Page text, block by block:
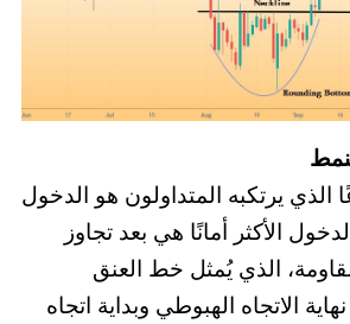
الذي يرتكبه المتداولون هو الدخول
الأكثر أمانًا هي بعد تجاوز
الذي يُمثل خط العنق
الاتجاه الهبوطي وبداية اتجاه